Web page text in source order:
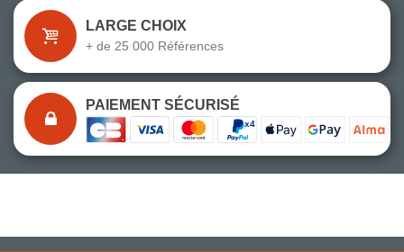
LARGE CHOIX
+ de 25 000 Références
PAIEMENT SÉCURISÉ